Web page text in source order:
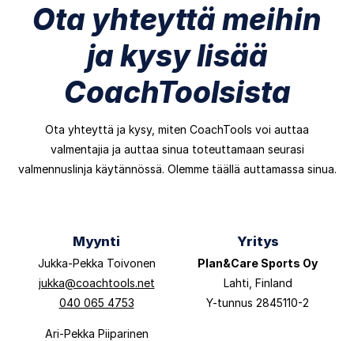
Ota yhteyttä meihin
ja kysy lisää
CoachToolsista
Ota yhteyttä ja kysy, miten CoachTools voi auttaa
valmentajia ja auttaa sinua toteuttamaan seurasi
valmennuslinja käytännössä. Olemme täällä auttamassa sinua.
Myynti
Jukka-Pekka Toivonen
jukka@coachtools.net
040 065 4753
Ari-Pekka Piiparinen
Yritys
Plan&Care Sports Oy
Lahti, Finland
Y-tunnus 2845110-2